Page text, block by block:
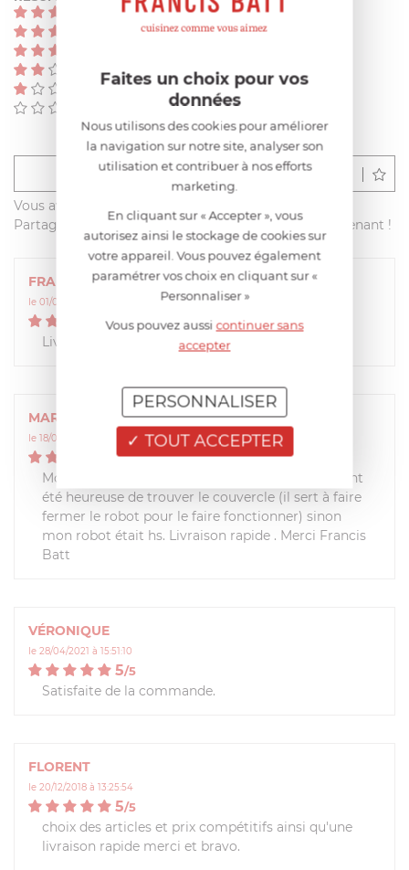
(0)
(0)
Déposer un avis
Vous avez acheté ce produit sur francisbatt.com ?
Partagez votre avis avec les autres clients dès maintenant !
FRANCOISE
le 01/01/2022 à 13:53:30
5/5
Livraison rapide, conforme à l’original
MARYLINE
le 18/05/2021 à 12:59:37
5/5
Mon robot Magimix étant très ancien j'ai vraiment
été heureuse de trouver le couvercle (il sert à faire
fermer le robot pour le faire fonctionner) sinon
mon robot était hs. Livraison rapide . Merci Francis
Batt
VÉRONIQUE
le 28/04/2021 à 15:51:10
5/5
Satisfaite de la commande.
FLORENT
le 20/12/2018 à 13:25:54
5/5
choix des articles et prix compétitifs ainsi qu'une
livraison rapide merci et bravo.
Faites un choix pour vos
données
Nous utilisons des cookies pour améliorer
la navigation sur notre site, analyser son
utilisation et contribuer à nos efforts
marketing.
En cliquant sur « Accepter », vous
autorisez ainsi le stockage de cookies sur
votre appareil. Vous pouvez également
paramétrer vos choix en cliquant sur «
Personnaliser »
Vous pouvez aussicontinuer sans
accepter
TOUT ACCEPTER
PERSONNALISER